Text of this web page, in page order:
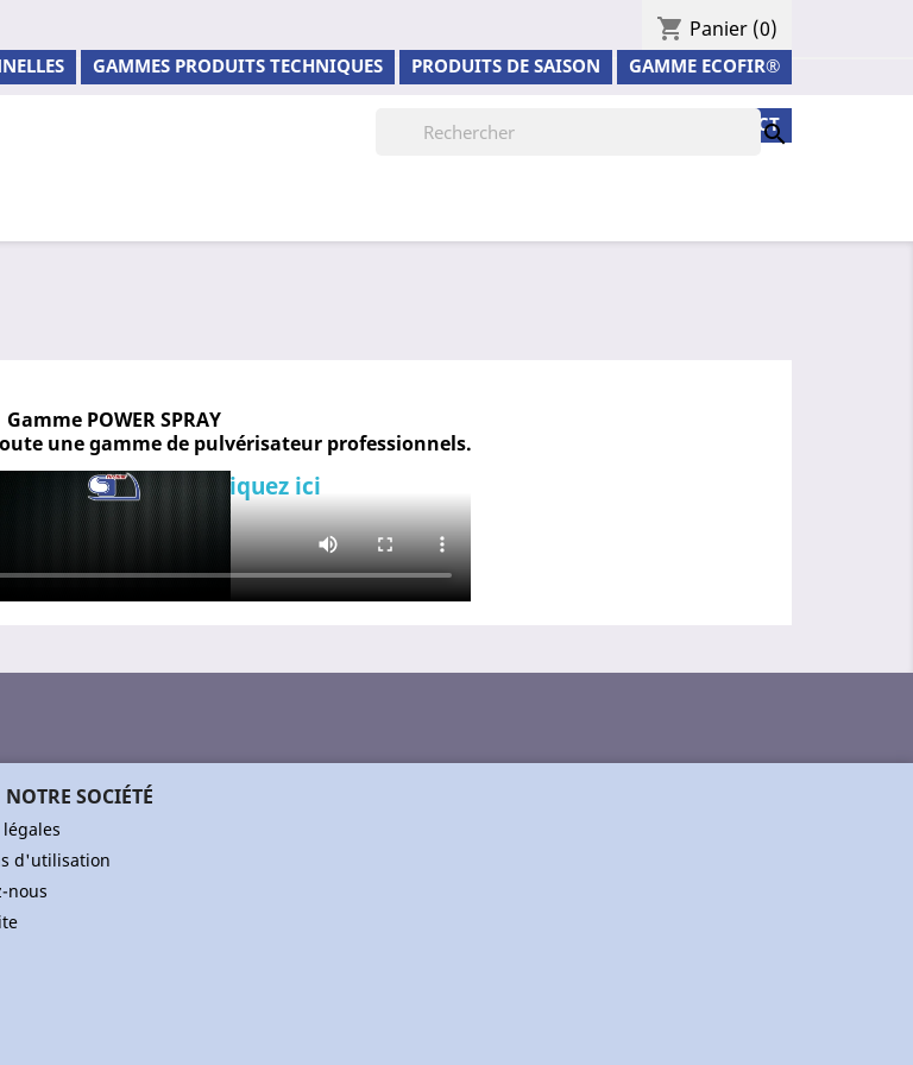
shopping_cart Panier (0)
GAMMES PRODUITS TECHNIQUES PRODUITS DE SAISON GAMME ECOFIR®
CONTACT

Gamme POWER SPRAY
une gamme de pulvérisateur professionnels.
les en ligne ! Cliquez ici
NOTRE SOCIÉTÉ
d'utilisation
nous